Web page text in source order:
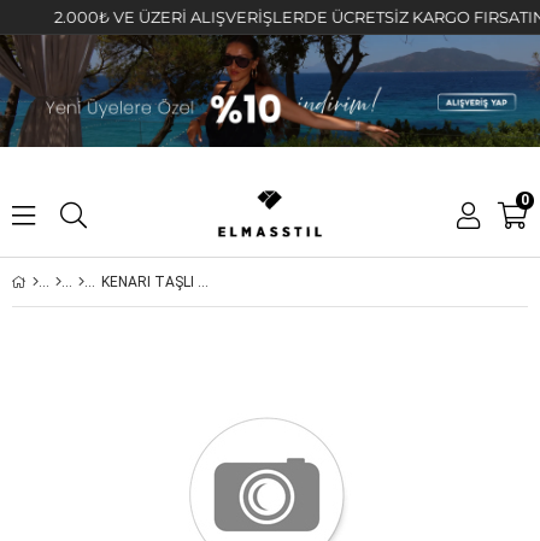
2.000₺ VE ÜZERİ ALIŞVERİŞLERDE ÜCRETSİZ KARGO FIRSATINI
0
KENARI TAŞLI NAZAR BONCUKLU İNCE KOLYE